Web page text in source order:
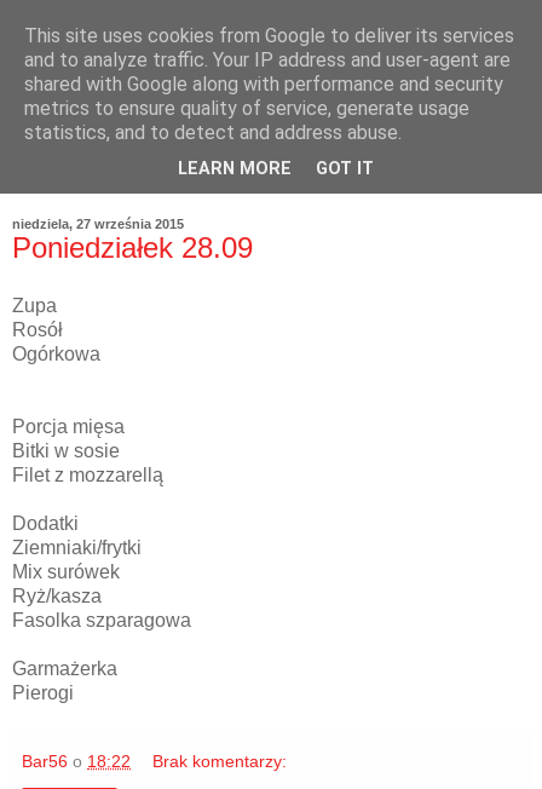
niedziela, 27 września 2015
Poniedziałek 28.09
Zupa
Rosół
Ogórkowa
Porcja mięsa
Bitki w sosie
Filet z mozzarellą
Dodatki
Ziemniaki/frytki
Mix surówek
Ryż/kasza
Fasolka szparagowa
Garmażerka
Pierogi
Bar56 o 18:22 Brak komentarzy:
This site uses cookies from Google to deliver its services
and to analyze traffic. Your IP address and user-agent are
shared with Google along with performance and security
metrics to ensure quality of service, generate usage
statistics, and to detect and address abuse.
LEARN MORE GOT IT